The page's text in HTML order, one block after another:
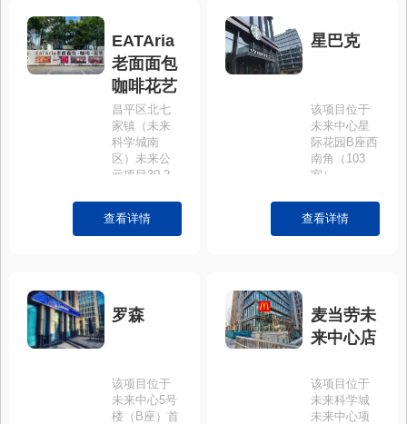
EATAria
老面面包
咖啡花艺
昌平区北七
家镇（未来
科学城南
区）未来公
元项目30-2
查看详情
星巴克
该项目位于
未来中心星
际花园B座西
南角（103
室）。
查看详情
罗森
该项目位于
未来中心5号
楼（B座）首
麦当劳未
来中心店
该项目位于
未来科学城
未来中心项